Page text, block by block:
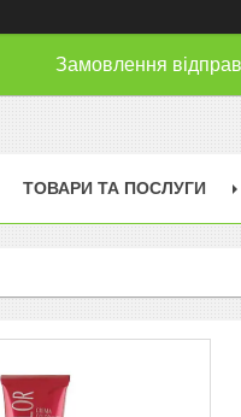
Замовлення
ТОВАРИ ТА ПОСЛУГИ